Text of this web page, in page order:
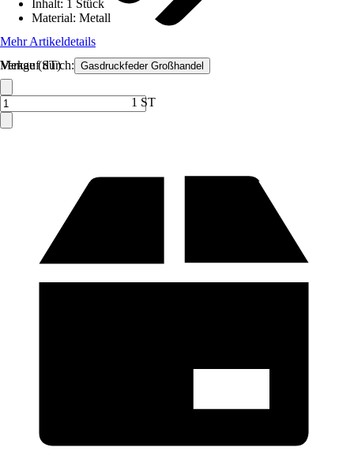
Verkauf durch: Gasdruckfeder Großhandel
Inhalt: 1 Stück
Material: Metall
Mehr Artikeldetails
Menge (ST)
1 ST